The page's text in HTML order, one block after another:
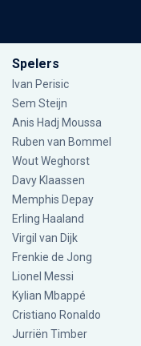
Spelers
Ivan Perisic
Sem Steijn
Anis Hadj Moussa
Ruben van Bommel
Wout Weghorst
Davy Klaassen
Memphis Depay
Erling Haaland
Virgil van Dijk
Frenkie de Jong
Lionel Messi
Kylian Mbappé
Cristiano Ronaldo
Jurriën Timber